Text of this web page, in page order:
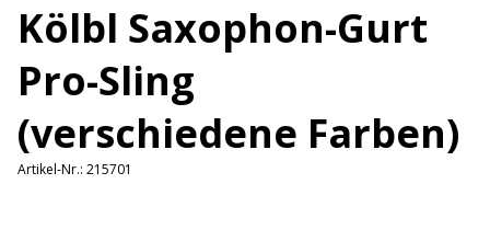
Kölbl Saxophon-Gurt
Pro-Sling
(verschiedene Farben)
Artikel-Nr.: 215701